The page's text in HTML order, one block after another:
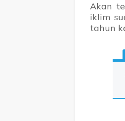
Akan
iklim
tahun